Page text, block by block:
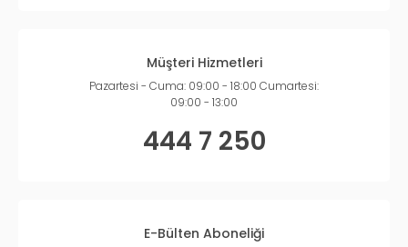
Müşteri Hizmetleri
Pazartesi - Cuma: 09:00 - 18:00 Cumartesi:
09:00 - 13:00
444 7 250
E-Bülten Aboneliği